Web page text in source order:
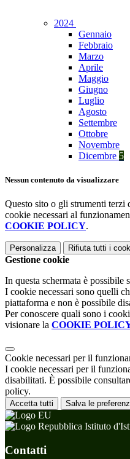
2024
Gennaio
Febbraio
Marzo
Aprile
Maggio
Giugno
Luglio
Agosto
Settembre
Ottobre
Novembre
Dicembre 5
Nessun contenuto da visualizzare
Questo sito o gli strumenti terzi
cookie necessari al
COOKIE POLICY.
Personalizza Rifiuta tutti i
Gestione cookie
In questa schermata è possibile
I cookie necessari sono quelli
piattaforma e non è possibile
Per conoscere quali sono i
visionare la COOKIE
Cookie necessari per il
I cookie necessari per il
disabilitati. È possibile
policy.
Accetta tutti Salva le
Istituto
Contatti